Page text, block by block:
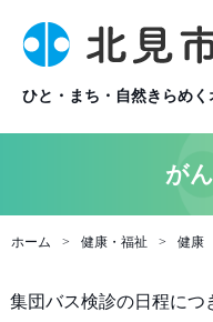
ひと・まち・自然きらめ
が
ホーム 健康・福祉 健康
集団バス検診の日程につ